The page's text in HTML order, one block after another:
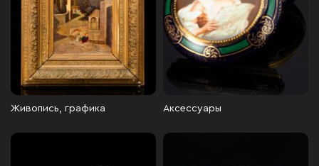
Живопись, графика Аксессуары